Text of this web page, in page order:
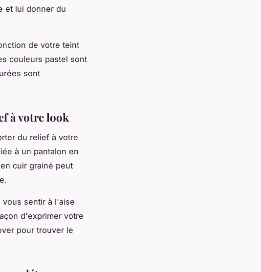
et lui donner du
de votre teint
couleurs pastel sont
sont
à votre look
du relief à votre
à un pantalon en
cuir grainé peut
sentir à l'aise
d'exprimer votre
pour trouver le